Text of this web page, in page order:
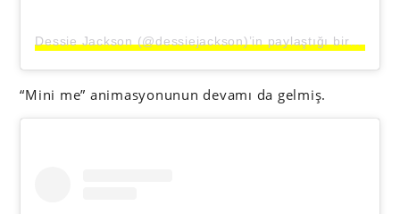
“Mini me” animasyonunun devamı da gelmiş.